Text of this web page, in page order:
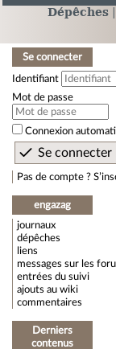
Dépêches
Se connecter
Identifiant
Mot de passe
Connexion
Pas de compte ?
engazag
journaux
dépêches
liens
messages sur les
entrées du suivi
ajouts au wiki
commentaires
Derniers
contenus